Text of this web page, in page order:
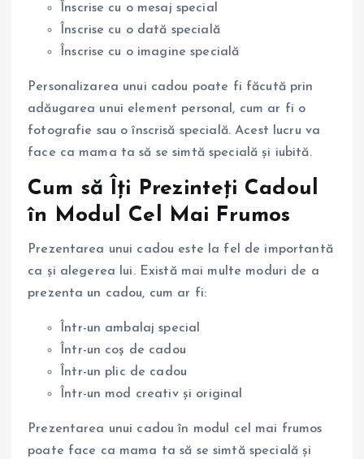
Înscrise cu o mesaj special
Înscrise cu o dată specială
Înscrise cu o imagine specială
Personalizarea unui cadou poate fi făcută prin
adăugarea unui element personal, cum ar fi o
fotografie sau o înscrisă specială. Acest lucru va
face ca mama ta să se simtă specială și iubită.
Cum să Îți Prezinteți Cadoul
în Modul Cel Mai Frumos
Prezentarea unui cadou este la fel de importantă
ca și alegerea lui. Există mai multe moduri de a
prezenta un cadou, cum ar fi:
Într-un ambalaj special
Într-un coș de cadou
Într-un plic de cadou
Într-un mod creativ și original
Prezentarea unui cadou în modul cel mai frumos
poate face ca mama ta să se simtă specială și